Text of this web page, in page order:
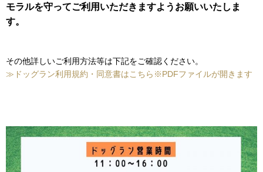
モラルを守ってご利用いただきますようお願いいたしま
す。
その他詳しいご利用方法等は下記をご確認ください。
≫ドッグラン利用規約・同意書はこちら※PDFファイルが開きます